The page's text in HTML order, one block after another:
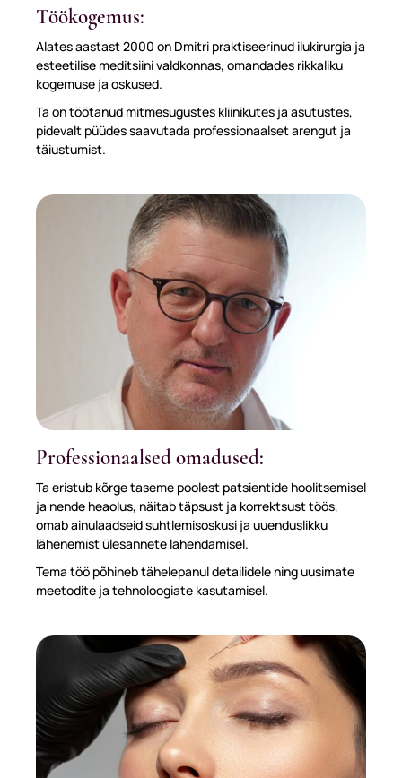
Töökogemus:
Alates aastast 2000 on Dmitri praktiseerinud ilukirurgia ja
esteetilise meditsiini valdkonnas, omandades rikkaliku
kogemuse ja oskused.
Ta on töötanud mitmesugustes kliinikutes ja asutustes,
pidevalt püüdes saavutada professionaalset arengut ja
täiustumist.
Professionaalsed omadused:
Ta eristub kõrge taseme poolest patsientide hoolitsemisel
ja nende heaolus, näitab täpsust ja korrektsust töös,
omab ainulaadseid suhtlemisoskusi ja uuenduslikku
lähenemist ülesannete lahendamisel.
Tema töö põhineb tähelepanul detailidele ning uusimate
meetodite ja tehnoloogiate kasutamisel.